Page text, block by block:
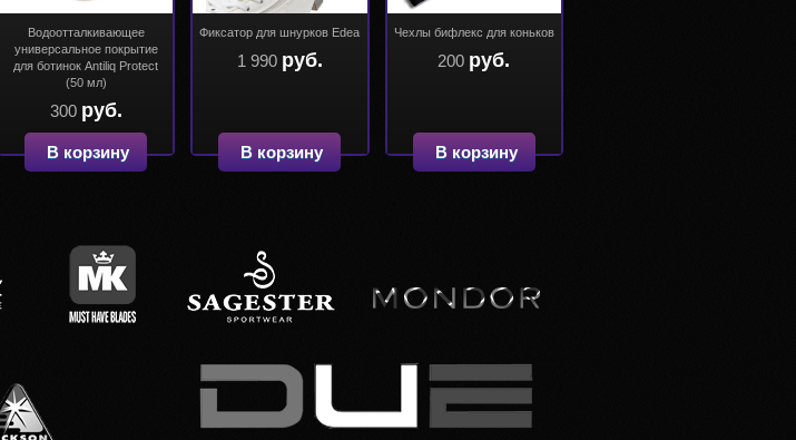
Водоотталкивающее
универсальное покрытие
для ботинок Antiliq Protect
(50 мл)
300 руб.
В корзину
Фиксатор для шнурков Edea
1 990 руб.
В корзину
Чехлы бифлекс для коньков
200 руб.
В корзину